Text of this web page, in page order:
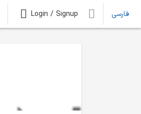
Login / Signup فارسی